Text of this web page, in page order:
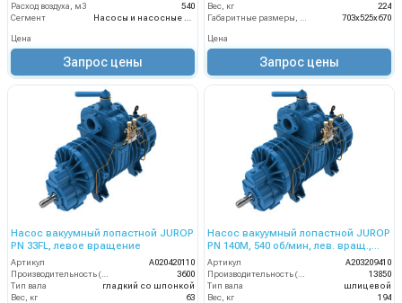
Расход воздуха, м3
540
Сегмент
Цена
Запрос цены
Вес, кг
224
703х525х670
Цена
Запрос цены
Насос вакуумный лопастной JUROP
PN 33FL, левое вращение
Артикул
A020420110
3600
Тип вала
гладкий со шпонкой
Вес, кг
63
Насос вакуумный лопастной JUROP
PN 140M, 540 об/мин, лев. вращ.,
редуктор, руч. 4-х. клапан
Артикул
A203209410
13850
Тип вала
шлицевой
Вес, кг
194